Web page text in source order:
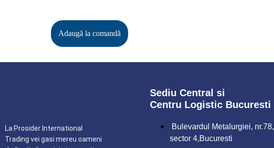
Adaugă la comandă
La Prosider International
Trading vei gasi mereu oameni
Sediu Central si
Centru Logistic Bucuresti
Bulevardul Metalurgiei, nr.78,
sector 4,Bucuresti